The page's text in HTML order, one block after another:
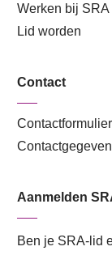
Werken bij SRA
Lid worden
Contact
Contactformulier
Aanmelden
Ben je SRA-lid